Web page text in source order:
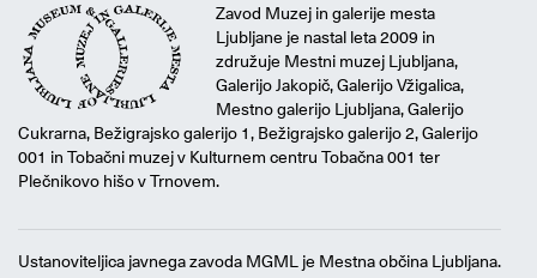
Zavod Muzej in galerije mesta
Ljubljane je nastal leta 2009 in
združuje Mestni muzej Ljubljana,
Galerijo Jakopič, Galerijo Vžigalica,
Mestno galerijo Ljubljana, Galerijo
Cukrarna, Bežigrajsko galerijo 1, Bežigrajsko galerijo 2, Galerijo
001 in Tobačni muzej v Kulturnem centru Tobačna 001 ter
Plečnikovo hišo v Trnovem.
Ustanoviteljica javnega zavoda MGML je Mestna občina Ljubljana.